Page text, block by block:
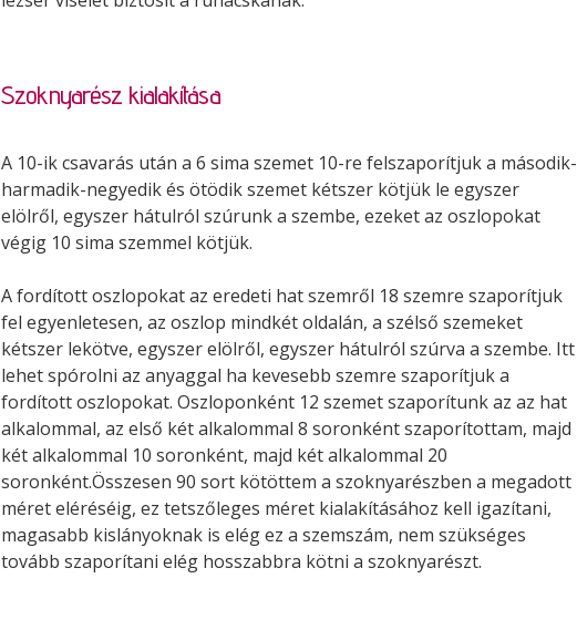
Szoknyarész kialakítása
A 10-ik csavarás után a 6 sima szemet 10-re felszaporítjuk a második-
harmadik-negyedik és ötödik szemet kétszer kötjük le egyszer
elölről, egyszer hátulról szúrunk a szembe, ezeket az oszlopokat
végig 10 sima szemmel kötjük.
A fordított oszlopokat az eredeti hat szemről 18 szemre szaporítjuk
fel egyenletesen, az oszlop mindkét oldalán, a szélső szemeket
kétszer lekötve, egyszer elölről, egyszer hátulról szúrva a szembe. Itt
lehet spórolni az anyaggal ha kevesebb szemre szaporítjuk a
fordított oszlopokat. Oszloponként 12 szemet szaporítunk az az hat
alkalommal, az első két alkalommal 8 soronként szaporítottam, majd
két alkalommal 10 soronként, majd két alkalommal 20
soronként.Összesen 90 sort kötöttem a szoknyarészben a megadott
méret eléréséig, ez tetszőleges méret kialakításához kell igazítani,
magasabb kislányoknak is elég ez a szemszám, nem szükséges
tovább szaporítani elég hosszabbra kötni a szoknyarészt.